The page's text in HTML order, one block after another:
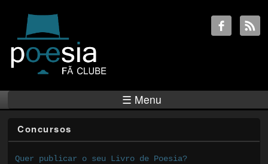
☰ Menu
Concursos
Quer publicar o seu Livro de Poesia?